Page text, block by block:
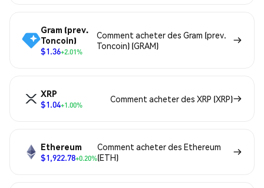
Gram (prev.
Toncoin)
$1.36+2.01%
Comment acheter des Gram (prev.
Toncoin) (GRAM)
XRP
$1.04+1.00%
Comment acheter des XRP (XRP)
Ethereum
$1,922.78+0.20%
Comment acheter des Ethereum
(ETH)